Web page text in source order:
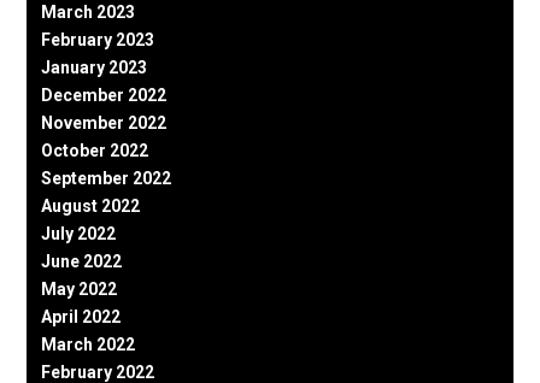
March 2023
February 2023
January 2023
December 2022
November 2022
October 2022
September 2022
August 2022
July 2022
June 2022
May 2022
April 2022
March 2022
February 2022